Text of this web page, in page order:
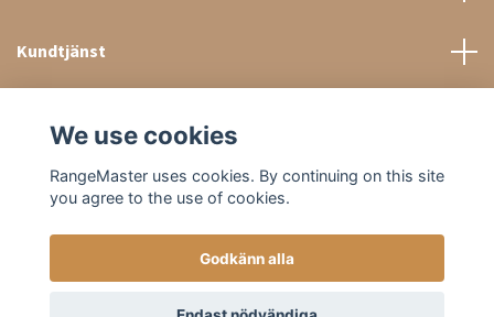
Kundtjänst
© 2026 RangeMaster Store
We use cookies
RangeMaster uses cookies. By continuing on this site
you agree to the use of cookies.
Godkänn alla